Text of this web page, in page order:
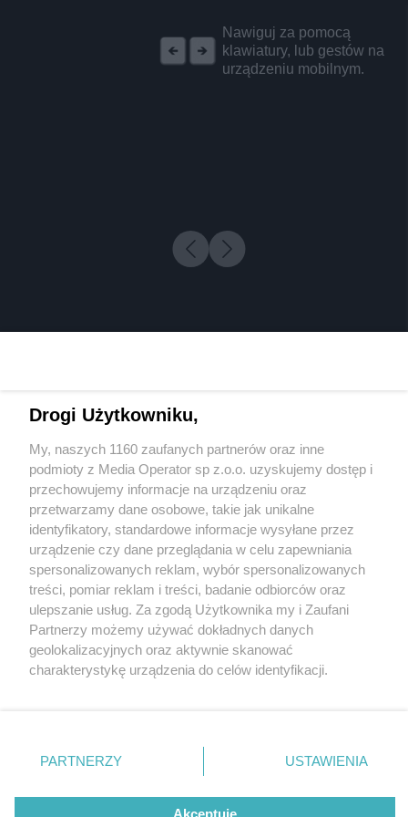
Nawiguj za pomocą
klawiatury, lub gestów na
urządzeniu mobilnym.
2 / 0
Wydawca mediów lokalnych
Nie zapomnij
zapoznać się z:
polityką prywatności regulamin korzystania z portali
Twojemiasto
Piekary Śląskie
Chorzów
Tarnowskie Góry
Gliwice
Skontakuj sięz nami
Kontakt
Wydawca
Redakcja
Drogi Użytkowniku,
My, naszych 1160 zaufanych partnerów oraz inne
podmioty z Media Operator sp z.o.o. uzyskujemy dostęp i
przechowujemy informacje na urządzeniu oraz
przetwarzamy dane osobowe, takie jak unikalne
identyfikatory, standardowe informacje wysyłane przez
urządzenie czy dane przeglądania w celu zapewniania
spersonalizowanych reklam, wybór spersonalizowanych
treści, pomiar reklam i treści, badanie odbiorców oraz
ulepszanie usług. Za zgodą Użytkownika my i Zaufani
Partnerzy możemy używać dokładnych danych
geolokalizacyjnych oraz aktywnie skanować
charakterystykę urządzenia do celów identyfikacji.
zmienić/wycofać klikając przycisk ustawień prywatności
znajdujący się w lewym dolnym rogu strony
rodzaje przetwarzania danych nie wymagają zgody
użytkownika, ale masz prawo sprzeciwić się takiemu
PARTNERZY USTAWIENIA
Akceptuję